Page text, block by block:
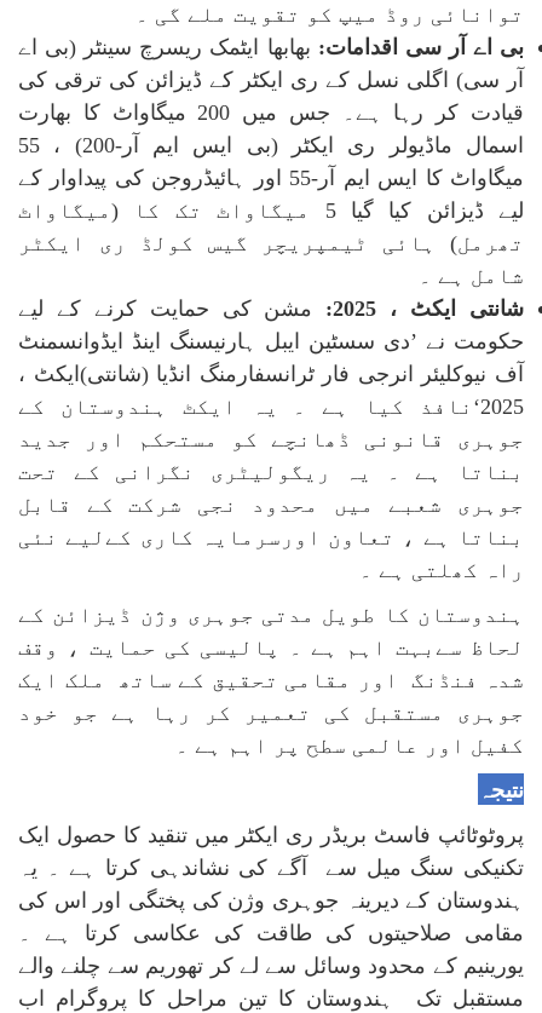
توانائی روڈ میپ کو تقویت ملے گی ۔
بی اے آر سی اقدامات: بھابھا ایٹمک ریسرچ سینٹر (بی اے
آر سی) اگلی نسل کے ری ایکٹر کے ڈیزائن کی ترقی کی
قیادت کر رہا ہے۔ جس میں 200 میگاواٹ کا بھارت
اسمال ماڈیولر ری ایکٹر (بی ایس ایم آر-200) ، 55
میگاواٹ کا ایس ایم آر-55 اور ہائیڈروجن کی پیداوار کے
لیے ڈیزائن کیا گیا 5 میگاواٹ تک کا (میگاواٹ
تھرمل) ہائی ٹیمپریچر گیس کولڈ ری ایکٹر
شامل ہے ۔
شانتی ایکٹ ، 2025:
مشن کی حمایت کرنے کے لیے
حکومت نے ’دی سسٹین ایبل ہارنیسنگ اینڈ ایڈوانسمنٹ
آف نیوکلیئر انرجی فار ٹرانسفارمنگ انڈیا (شانتی)ایکٹ ،
2025‘نافذ کیا ہے ۔ یہ ایکٹ ہندوستان کے
جوہری قانونی ڈھانچے کو مستحکم اور جدید
بناتا ہے ۔ یہ ریگولیٹری نگرانی کے تحت
جوہری شعبے میں محدود نجی شرکت کے قابل
بناتا ہے ، تعاون اورسرمایہ کاری کےلیے نئی
راہ کھلتی ہے ۔
ہندوستان کا طویل مدتی جوہری وژن ڈیزائن کے
لحاظ سےبہت اہم ہے ۔ پالیسی کی حمایت ، وقف
شدہ فنڈنگ اور مقامی تحقیق کے ساتھ ملک ایک
جوہری مستقبل کی تعمیر کر رہا ہے جو خود
کفیل اور عالمی سطح پر اہم ہے ۔
نتیجہ
پروٹوٹائپ فاسٹ بریڈر ری ایکٹر میں تنقید کا حصول ایک
تکنیکی سنگ میل سے آگے کی نشاندہی کرتا ہے ۔ یہ
ہندوستان کے دیرینہ جوہری وژن کی پختگی اور اس کی
مقامی صلاحیتوں کی طاقت کی عکاسی کرتا ہے ۔
یورینیم کے محدود وسائل سے لے کر تھوریم سے چلنے والے
مستقبل تک ہندوستان کا تین مراحل کا پروگرام اب